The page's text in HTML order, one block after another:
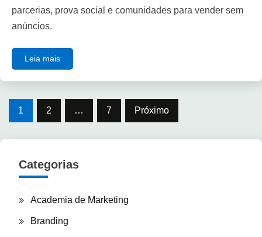
parcerias, prova social e comunidades para vender sem
anúncios.
Leia mais
1 2 … 7 Próximo
Categorias
Academia de Marketing
Branding